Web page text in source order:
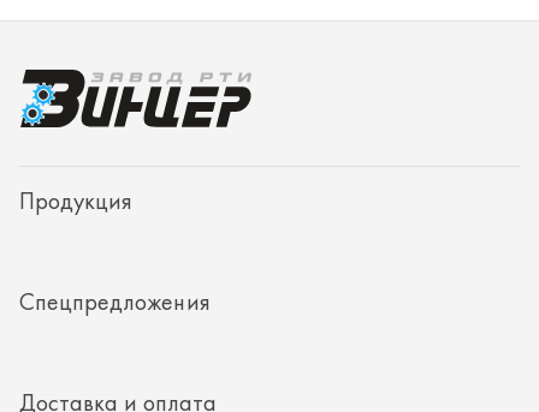
Спецпредложения
Доставка и оплата